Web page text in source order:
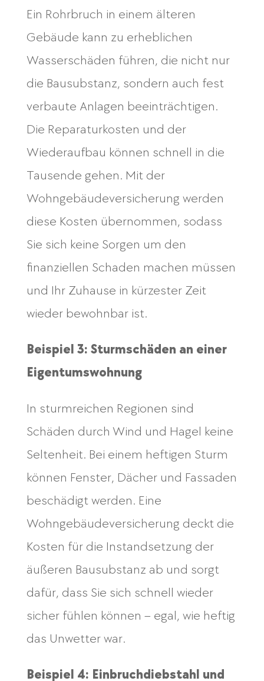
Ein Rohrbruch in einem älteren
Gebäude kann zu erheblichen
Wasserschäden führen, die nicht nur
die Bausubstanz, sondern auch fest
verbaute Anlagen beeinträchtigen.
Die Reparaturkosten und der
Wiederaufbau können schnell in die
Tausende gehen. Mit der
Wohngebäudeversicherung werden
diese Kosten übernommen, sodass
Sie sich keine Sorgen um den
finanziellen Schaden machen müssen
und Ihr Zuhause in kürzester Zeit
wieder bewohnbar ist.
Beispiel 3: Sturmschäden an einer
Eigentumswohnung
In sturmreichen Regionen sind
Schäden durch Wind und Hagel keine
Seltenheit. Bei einem heftigen Sturm
können Fenster, Dächer und Fassaden
beschädigt werden. Eine
Wohngebäudeversicherung deckt die
Kosten für die Instandsetzung der
äußeren Bausubstanz ab und sorgt
dafür, dass Sie sich schnell wieder
sicher fühlen können – egal, wie heftig
das Unwetter war.
Beispiel 4: Einbruchdiebstahl und